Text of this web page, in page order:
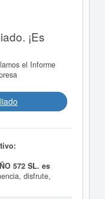
¡Es
el Informe
572 SL. es
disfrute,
clase de valores
excluidas las